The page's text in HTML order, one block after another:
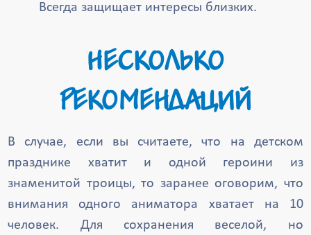
Всегда защищает интересы близких.
НЕСКОЛЬКО
РЕКОМЕНДАЦИЙ
В случае, если вы считаете, что на детском
празднике хватит и одной героини из
знаменитой троицы, то заранее оговорим, что
внимания одного аниматора хватает на 10
человек. Для сохранения веселой, но